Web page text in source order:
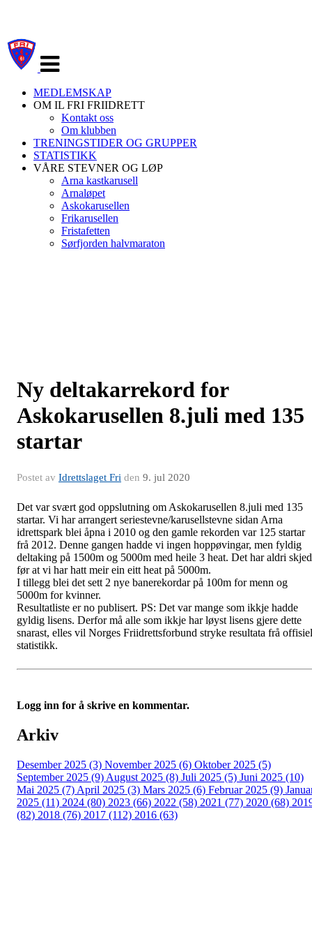
navigasjon
MEDLEMSKAP
OM IL FRI FRIIDRETT
Kontakt oss
Om klubben
TRENINGSTIDER OG GRUPPER
STATISTIKK
VÅRE STEVNER OG LØP
Arna kastkarusell
Arnaløpet
Askokarusellen
Frikarusellen
Fristafetten
Sørfjorden halvmaraton
Ny deltakarrekord for
Askokarusellen 8.juli med 135
startar
Postet av Idrettslaget Fri den 9. jul 2020
Det var svært god oppslutning om Askokarusellen 8.juli med 135
startar. Vi har arrangert seriestevne/karusellstevne sidan Arna
idrettspark blei åpna i 2010 og den gamle rekorden var 125 startar
frå 2012. Denne gangen hadde vi ingen hoppøvingar, men fyldig
deltaking på 1500m og 5000m med heile 3 heat. Det har aldri
før at vi har hatt meir ein eitt heat på 5000m.
I tillegg blei det sett 2 nye banerekordar på 100m for menn og
5000m for kvinner.
Resultatliste er no publisert. PS: Det var mange som ikkje hadde
gyldig lisens. Derfor må alle som ikkje har løyst lisens gjere dette
snarast, elles vil Norges Friidrettsforbund stryke resultata frå
statistikk.
Logg inn for å skrive en kommentar.
Arkiv
Desember 2025 (3) November 2025 (6) Oktober 2025 (5)
September 2025 (9) August 2025 (8) Juli 2025 (5) Juni 2025 (10)
Mai 2025 (7) April 2025 (3) Mars 2025 (6) Februar 2025 (9)
2025 (11) 2024 (80) 2023 (66) 2022 (58) 2021 (77) 2020 (68)
(82) 2018 (76) 2017 (112) 2016 (63)